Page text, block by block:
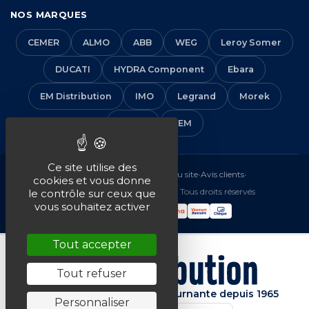
NOS MARQUES
CEMER ALMO ABB WEG Leroy Somer
DUCATI HYDRA Component Ebara
EM Distribution IMO Legrand Morek
VEM
Mentions légales•CGV Plan du site•Avis clients•
© 2016-2026 EM Distribution - Tous droits réservés
Spécialiste de la machine tournante depuis 1965
Ce site utilise des
cookies et vous donne
le contrôle sur ceux que
vous souhaitez activer
Tout accepter
Tout refuser
Personnaliser